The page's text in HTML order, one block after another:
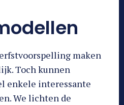
maken
Toch kunnen
enkele interessante
We lichten de